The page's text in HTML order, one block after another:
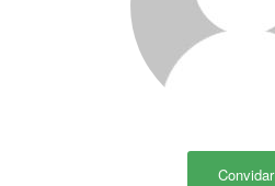
Convidar